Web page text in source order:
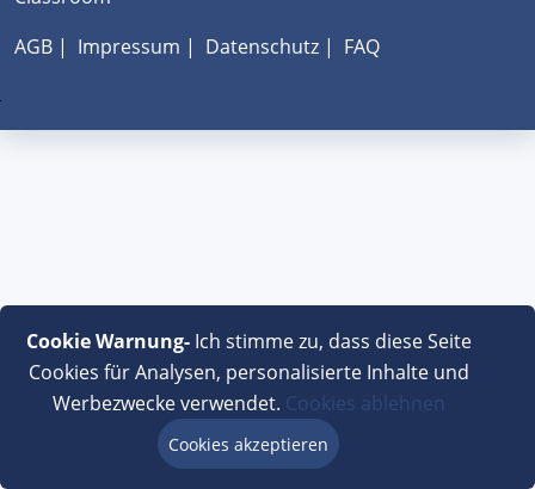
AGB | Impressum | Datenschutz | FAQ
Cookie Warnung-Ich stimme zu, dass diese Seite
Cookies für Analysen, personalisierte Inhalte und
Werbezwecke verwendet. Cookies ablehnen
Cookies akzeptieren